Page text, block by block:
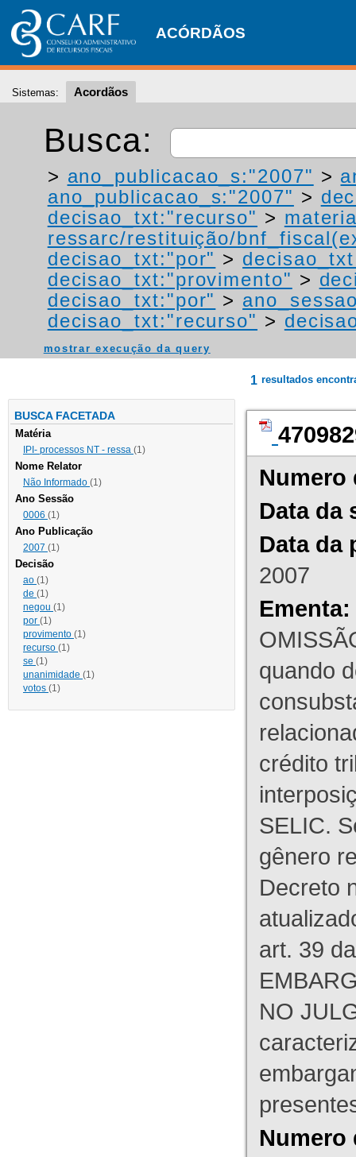
ACÓRDÃOS
Sistemas: Acordãos
Busca:
> ano_publicacao_s:"2007" >
ano_publicacao_s:"2007" >
decisao_txt:"recurso" >
ressarc/restituição/
decisao_txt:"por" >
decisao_txt:"provimento" >
decisao_txt:"por" >
decisao_txt:"recurso" >
mostrar execução da query
BUSCA FACETADA
Matéria
IPI- processos NT - ressa (1)
Nome Relator
Não Informado (1)
Ano Sessão
0006 (1)
Ano Publicação
2007 (1)
Decisão
ao (1)
de (1)
negou (1)
por (1)
provimento (1)
recurso (1)
se (1)
unanimidade (1)
votos (1)
1 resultados
Numero
Data da
Data da
2007
Ementa:
quando
crédito
SELIC.
gênero
Decreto
art. 39
NO
Numero